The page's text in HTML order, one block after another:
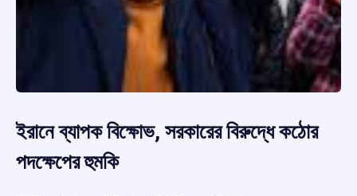
ইরানে ব্যাপক বিক্ষোভ, সরকারের বিরুদ্ধে কঠোর
পদক্ষেপের হুমকি